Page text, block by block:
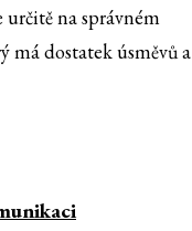
na správném
má dostatek úsměvů a